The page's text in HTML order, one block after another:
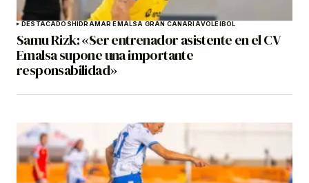
DESTACADOSHIDRAMAR EMALSA GRAN CANARIAVOLEIBOL
Samu Rizk: «Ser entrenador asistente en el CV
Emalsa supone una importante
responsabilidad»